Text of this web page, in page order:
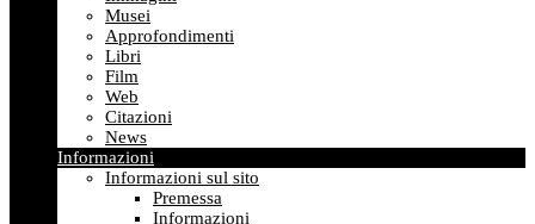
Musei
Approfondimenti
Libri
Film
Web
Citazioni
News
Informazioni
Informazioni sul sito
Premessa
Informazioni